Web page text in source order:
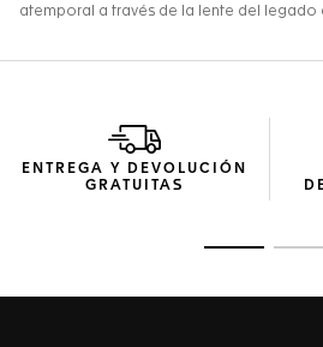
ENTREGA Y DEVOLUCIÓN
GRATUITAS